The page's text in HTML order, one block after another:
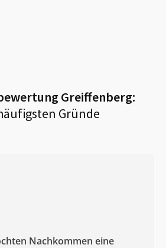
Greiffenberg:
Gründe
Nachkommen eine